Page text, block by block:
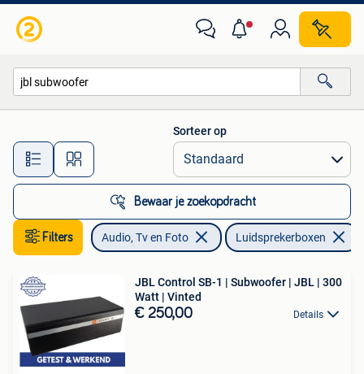
Alle afstanden…
Sorteer op
Bewaar je zoekopdracht
Filters Audio, Tv en Foto Luidsprekerboxen
JBL Control SB-1 | Subwoofer | JBL | 300
Watt | Vinted
€ 250,00 Details